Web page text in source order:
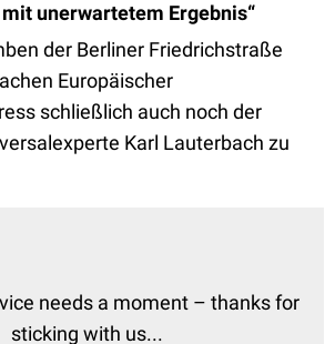
unerwartetem Ergebnis“
der Berliner Friedrichstraße
Europäischer
schließlich auch noch der
Karl Lauterbach zu
needs a moment – thanks for
sticking with us...